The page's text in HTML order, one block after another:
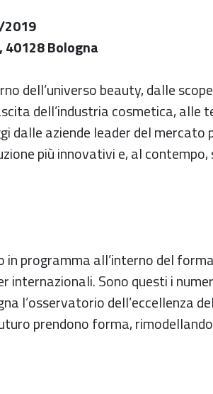
40128 Bologna
dell’universo beauty, dalle
dell’industria cosmetica, alle
dalle aziende leader del mercato
più innovativi e, al
in programma all’interno del
internazionali. Sono questi i
l’osservatorio dell’eccellenza
prendono forma,